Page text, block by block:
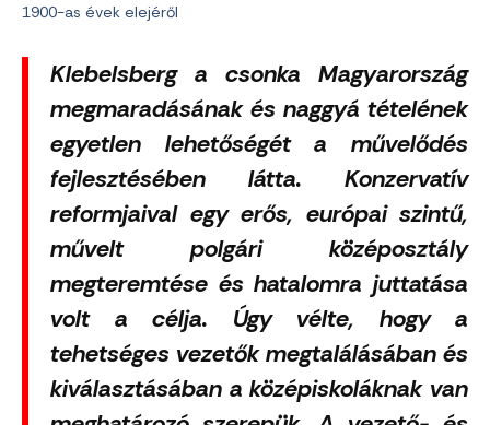
1900-as évek elejéről
Klebelsberg a csonka Magyarország
megmaradásának és naggyá tételének
egyetlen lehetőségét a művelődés
fejlesztésében látta. Konzervatív
reformjaival egy erős, európai szintű,
művelt polgári középosztály
megteremtése és hatalomra juttatása
volt a célja. Úgy vélte, hogy a
tehetséges vezetők megtalálásában és
kiválasztásában a középiskoláknak van